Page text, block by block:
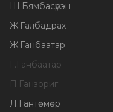
Ш . Бямбасүрэн
Ж. Галбадрах
Ж. Ганбаатар
Г. Ганбаатар
П . Ганзориг
Л . Гантөмөр